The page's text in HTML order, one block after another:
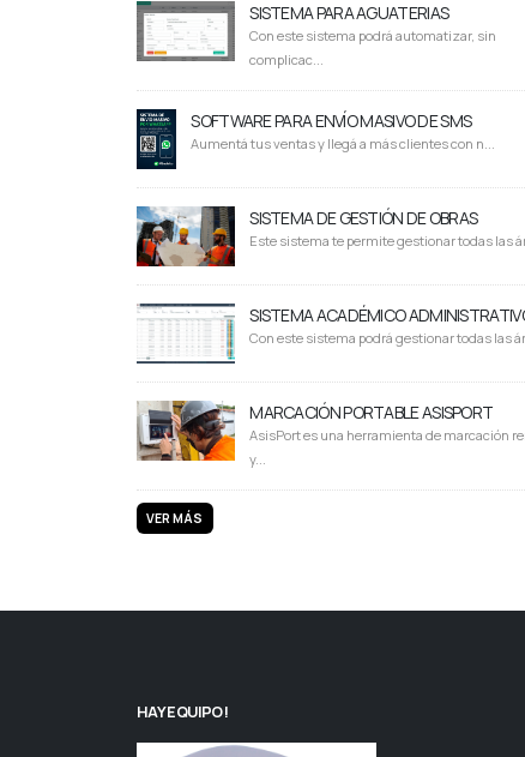
SISTEMA PARA AGUATERIAS
Con este sistema podrá automatizar, sin
complicac...
SOFTWARE PARA ENVÍO MASIVO DE SMS
Aumentá tus ventas y llegá a más clientes con n...
SISTEMA DE GESTIÓN DE OBRAS
Este sistema te permite gestionar todas las
SISTEMA ACADÉMICO
Con este sistema podrá gestionar todas las
MARCACIÓN PORTABLE ASISPORT
AsisPort es una herramienta de marcación
y...
VER MÁS
HAY EQUIPO!